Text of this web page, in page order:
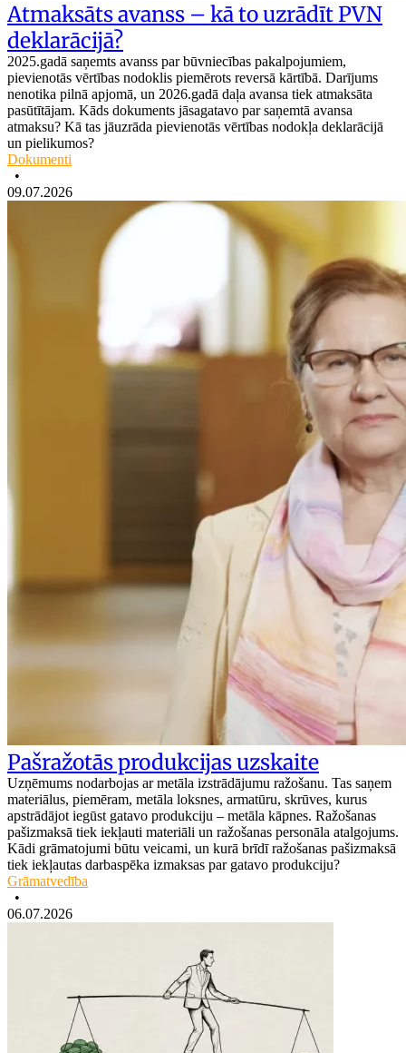
Atmaksāts avanss – kā to uzrādīt PVN
deklarācijā?
2025.gadā saņemts avanss par būvniecības pakalpojumiem,
pievienotās vērtības nodoklis piemērots reversā kārtībā. Darījums
nenotika pilnā apjomā, un 2026.gadā daļa avansa tiek atmaksāta
pasūtītājam. Kāds dokuments jāsagatavo par saņemtā avansa
atmaksu? Kā tas jāuzrāda pievienotās vērtības nodokļa deklarācijā
un pielikumos?
Dokumenti
•
09.07.2026
Pašražotās produkcijas uzskaite
Uzņēmums nodarbojas ar metāla izstrādājumu ražošanu. Tas saņem
materiālus, piemēram, metāla loksnes, armatūru, skrūves, kurus
apstrādājot iegūst gatavo produkciju – metāla kāpnes. Ražošanas
pašizmaksā tiek iekļauti materiāli un ražošanas personāla atalgojums.
Kādi grāmatojumi būtu veicami, un kurā brīdī ražošanas pašizmaksā
tiek iekļautas darbaspēka izmaksas par gatavo produkciju?
Grāmatvedība
•
06.07.2026